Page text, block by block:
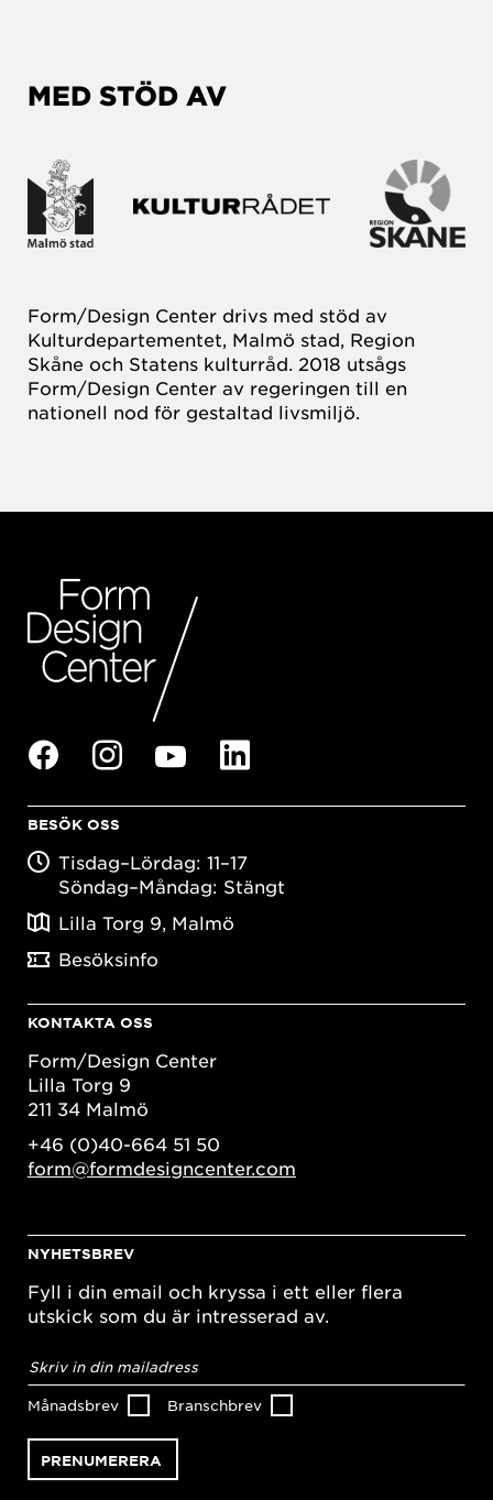
MED STÖD AV
Form/Design Center drivs med stöd av
Kulturdepartementet, Malmö stad, Region
Skåne och Statens kulturråd. 2018 utsågs
Form/Design Center av regeringen till en
nationell nod för gestaltad livsmiljö.
BESÖK OSS
Tisdag–Lördag: 11–17
Söndag–Måndag: Stängt
Lilla Torg 9, Malmö
Besöksinfo
KONTAKTA OSS
Form/Design Center
Lilla Torg 9
211 34 Malmö
+46 (0)40-664 51 50
form@formdesigncenter.com
NYHETSBREV
Fyll i din email och kryssa i ett eller flera
utskick som du är intresserad av.
postadress*
Månadsbrev Branschbrev